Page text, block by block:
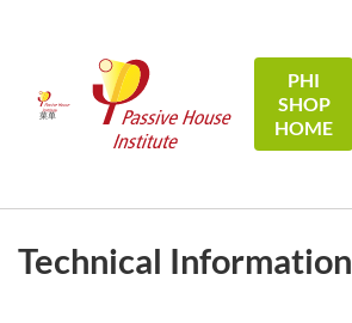
菜单
PHI
SHOP
HOME
Technical Information